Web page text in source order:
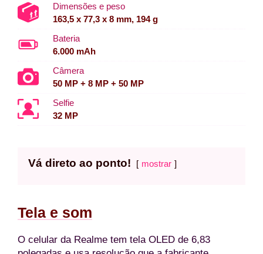
Dimensões e peso
163,5 x 77,3 x 8 mm, 194 g
Bateria
6.000 mAh
Câmera
50 MP + 8 MP + 50 MP
Selfie
32 MP
Vá direto ao ponto! mostrar
Tela e som
O celular da Realme tem tela OLED de 6,83